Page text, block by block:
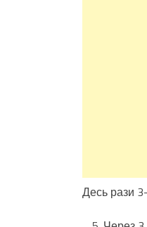
Десь рази